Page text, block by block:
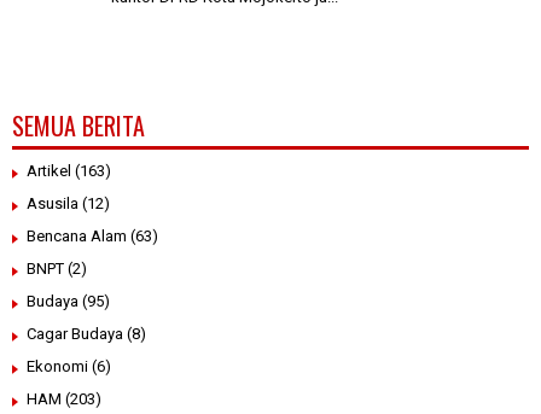
SEMUA BERITA
Artikel (163)
Asusila (12)
Bencana Alam (63)
BNPT (2)
Budaya (95)
Cagar Budaya (8)
Ekonomi (6)
HAM (203)